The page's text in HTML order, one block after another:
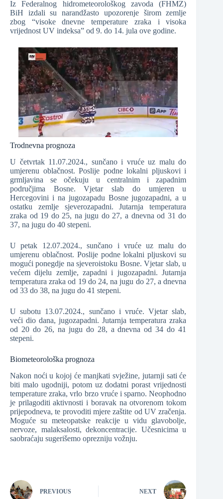
Iz Federalnog hidrometeorološkog zavoda (FHMZ)
BiH izdali su narandžasto upozorenje širom zemlje
zbog “visoke dnevne temperature zraka i visoka
vrijednost UV indeksa” od 9. do 14. jula ove godine.
Trodnevna prognoza
U četvrtak 11.07.2024., sunčano i vruće uz malu do
umjerenu oblačnost. Poslije podne lokalni pljuskovi i
grmljavina se očekuju u centralnim i zapadnim
područjima Bosne. Vjetar slab do umjeren u
Hercegovini i na jugozapadu Bosne jugozapadni, a u
ostatku zemlje sjeverozapadni. Jutarnja temperatura
zraka od 19 do 25, na jugu do 27, a dnevna od 31 do
37, na jugu do 40 stepeni.
U petak 12.07.2024., sunčano i vruće uz malu do
umjerenu oblačnost. Poslije podne lokalni pljuskovi su
mogući ponegdje na sjeveroistoku Bosne. Vjetar slab, u
većem dijelu zemlje, zapadni i jugozapadni. Jutarnja
temperatura zraka od 19 do 24, na jugu do 27, a dnevna
od 33 do 38, na jugu do 41 stepeni.
U subotu 13.07.2024., sunčano i vruće. Vjetar slab,
veći dio dana, jugozapadni. Jutarnja temperatura zraka
od 20 do 26, na jugu do 28, a dnevna od 34 do 41
stepeni.
Biometeorološka prognoza
Nakon noći u kojoj će manjkati svježine, jutarnji sati će
biti malo ugodniji, potom uz dodatni porast vrijednosti
temperature zraka, vrlo brzo vruće i sparno. Neophodno
je prilagoditi aktivnosti i boravak na otvorenom tokom
prijepodneva, te provoditi mjere zaštite od UV zračenja.
Moguće su meteopatske reakcije u vidu glavobolje,
nervoze, malaksalosti, dekoncentracije. Učesnicima u
saobraćaju sugerišemo oprezniju vožnju.
PREVIOUS NEXT